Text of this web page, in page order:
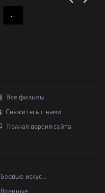
...
Все фильмы
Свяжитесь с нами
Полная версия сайта
Боевые искус...